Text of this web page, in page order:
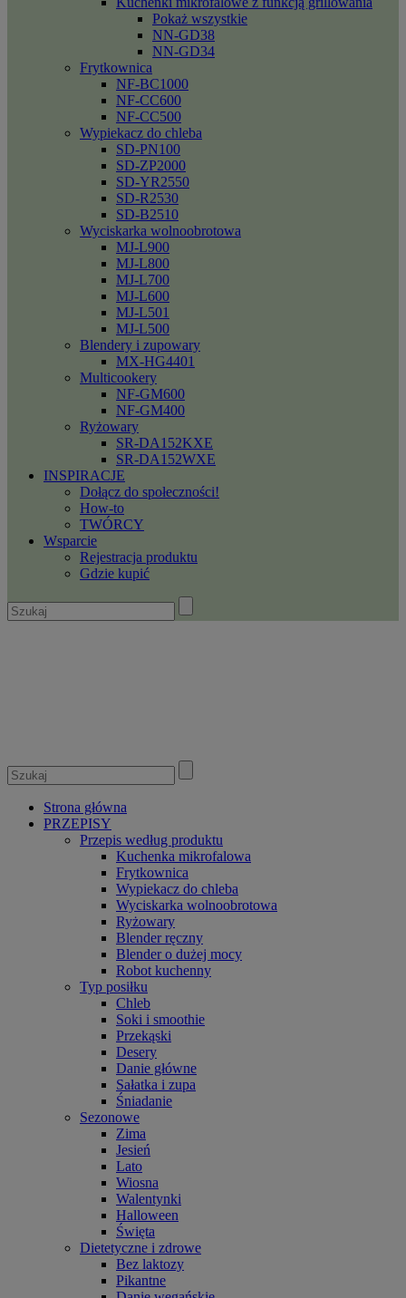
Pokaż wszystkie
NN-GD38
NN-GD34
Frytkownica
NF-BC1000
NF-CC600
NF-CC500
Wypiekacz do chleba
SD-PN100
SD-ZP2000
SD-YR2550
SD-R2530
SD-B2510
Wyciskarka wolnoobrotowa
MJ-L900
MJ-L800
MJ-L700
MJ-L600
MJ-L501
MJ-L500
Blendery i zupowary
MX-HG4401
Multicookery
NF-GM600
NF-GM400
Ryżowary
SR-DA152KXE
SR-DA152WXE
INSPIRACJE
Dołącz do społeczności!
How-to
TWÓRCY
Wsparcie
Rejestracja produktu
Gdzie kupić
Strona główna
PRZEPISY
Przepis według produktu
Kuchenka mikrofalowa
Frytkownica
Wypiekacz do chleba
Wyciskarka wolnoobrotowa
Ryżowary
Blender ręczny
Blender o dużej mocy
Robot kuchenny
Typ posiłku
Chleb
Soki i smoothie
Przekąski
Desery
Danie główne
Sałatka i zupa
Śniadanie
Sezonowe
Zima
Jesień
Lato
Wiosna
Walentynki
Halloween
Święta
Dietetyczne i zdrowe
Bez laktozy
Pikantne